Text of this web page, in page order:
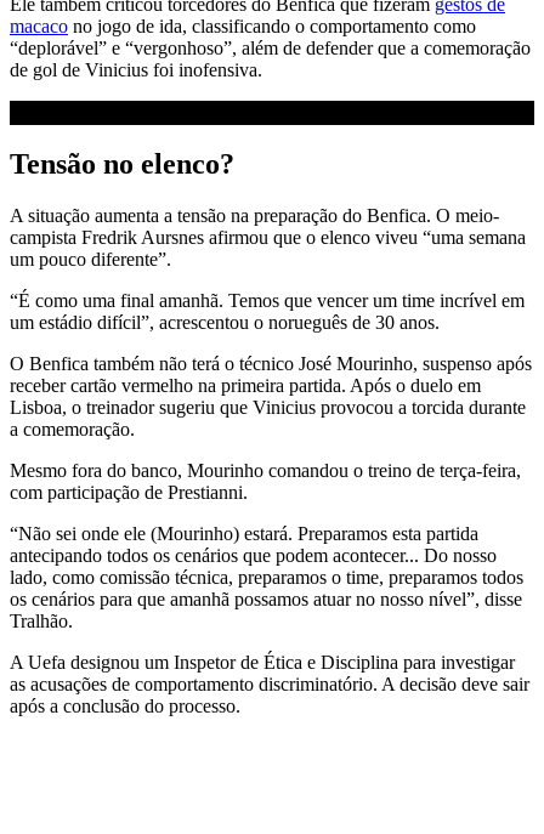
macaco no jogo de ida, classificando o comportamento como
“deplorável” e “vergonhoso”, além de defender que a comemoração
de gol de Vinicius foi inofensiva.
Tensão no elenco?
A situação aumenta a tensão na preparação do Benfica. O meio-
campista Fredrik Aursnes afirmou que o elenco viveu “uma semana
um pouco diferente”.
“É como uma final amanhã. Temos que vencer um time incrível em
um estádio difícil”, acrescentou o norueguês de 30 anos.
O Benfica também não terá o técnico José Mourinho, suspenso após
receber cartão vermelho na primeira partida. Após o duelo em
Lisboa, o treinador sugeriu que Vinicius provocou a torcida durante
a comemoração.
Mesmo fora do banco, Mourinho comandou o treino de terça-feira,
com participação de Prestianni.
“Não sei onde ele (Mourinho) estará. Preparamos esta partida
antecipando todos os cenários que podem acontecer... Do nosso
lado, como comissão técnica, preparamos o time, preparamos todos
os cenários para que amanhã possamos atuar no nosso nível”, disse
Tralhão.
A Uefa designou um Inspetor de Ética e Disciplina para investigar
as acusações de comportamento discriminatório. A decisão deve sair
após a conclusão do processo.